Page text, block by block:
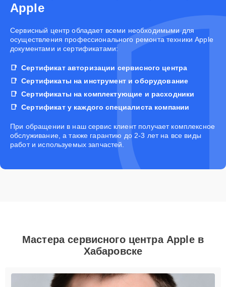
Apple
Cервисный центр обладает всеми необходимыми для
осуществления профессионального ремонта техники Apple
документами и сертификатами:
Сертификат авторизации сервисного центра
Сертификаты на инструмент и оборудование
Сертификаты на комплектующие и расходники
Сертификат у каждого специалиста компании
При обращении в наш сервис клиент получает комплексное
обслуживание, а также гарантию до 2-3 лет на все виды
работ и используемых запчастей.
Мастера сервисного центра Apple в
Хабаровске